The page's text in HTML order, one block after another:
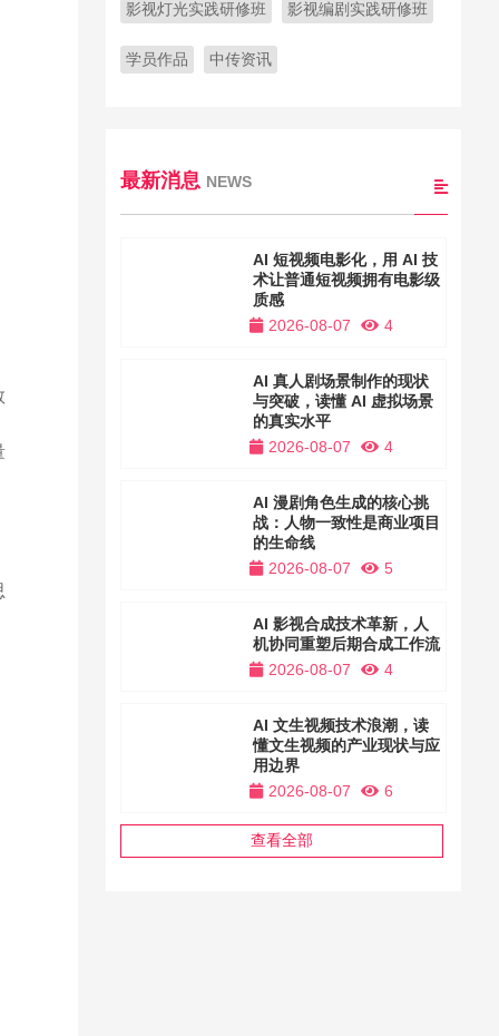
影视灯光实践研修班
影视编剧实践研修班
学员作品 中传资讯
最新消息 NEWS
AI 短视频电影化，用 AI 技
术让普通短视频拥有电影级
质感
2026-08-07
4
AI 真人剧场景制作的现状
与突破，读懂 AI 虚拟场景
的真实水平
2026-08-07
4
AI 漫剧角色生成的核心挑
战：人物一致性是商业项目
的生命线
2026-08-07
5
AI 影视合成技术革新，人
机协同重塑后期合成工作流
2026-08-07
4
AI 文生视频技术浪潮，读
懂文生视频的产业现状与应
用边界
2026-08-07
6
查看全部